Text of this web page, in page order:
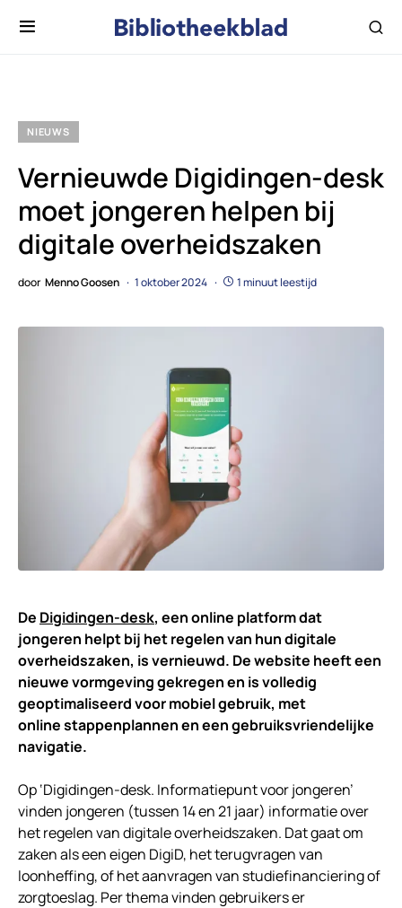
NIEUWS
Vernieuwde Digidingen-desk
moet jongeren helpen bij
digitale overheidszaken
door Menno Goosen 1 oktober 2024 1 minuut leestijd
De Digidingen-desk, een online platform dat
jongeren helpt bij het regelen van hun digitale
overheidszaken, is vernieuwd. De website heeft een
nieuwe vormgeving gekregen en is volledig
geoptimaliseerd voor mobiel gebruik, met
online stappenplannen en een gebruiksvriendelijke
navigatie.
Op ‘Digidingen-desk. Informatiepunt voor jongeren’
vinden jongeren (tussen 14 en 21 jaar) informatie over
het regelen van digitale overheidszaken. Dat gaat om
zaken als een eigen DigiD, het terugvragen van
loonheffing, of het aanvragen van studiefinanciering of
zorgtoeslag. Per thema vinden gebruikers er